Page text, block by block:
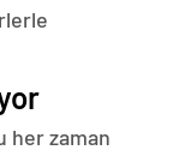
her zaman